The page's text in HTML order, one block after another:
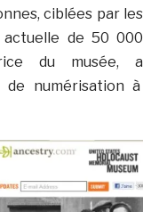
ciblées par les
actuelle de 50 000
du musée, a
numérisation à